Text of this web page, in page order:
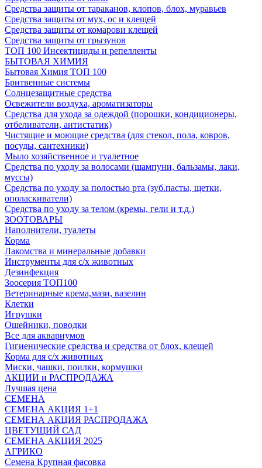
Средства защиты от тараканов, клопов, блох, муравьев
Средства защиты от мух, ос и клещей
Средства защиты от комарови клещей
Средства защиты от грызунов
ТОП 100 Инсектициды и репелленты
БЫТОВАЯ ХИМИЯ
Бытовая Химия ТОП 100
Бритвенные системы
Солнцезащитные средства
Освежители воздуха, ароматизаторы
Средства для ухода за одеждой (порошки, кондиционеры,
отбеливатели, антистатик)
Чистящие и моющие средства (для стекол, пола, ковров,
посуды, сантехники)
Мыло хозяйственное и туалетное
Средства по уходу за волосами (шампуни, бальзамы, лаки,
муссы)
Средства по уходу за полостью рта (зуб.пасты, щетки,
ополаскиватели)
Средства по уходу за телом (кремы, гели и т.д.)
ЗООТОВАРЫ
Наполнители, туалеты
Корма
Лакомства и минеральные добавки
Инструменты для с/х животных
Дезинфекция
Зоосерия ТОП100
Ветеринарные крема,мази, вазелин
Клетки
Игрушки
Ошейники, поводки
Все для аквариумов
Гигиенические средства и средства от блох, клещей
Корма для с/х животных
Миски, чашки, поилки, кормушки
АКЦИИ и РАСПРОДАЖА
Лучшая цена
СЕМЕНА
СЕМЕНА АКЦИЯ 1+1
СЕМЕНА АКЦИЯ РАСПРОДАЖА
ЦВЕТУЩИЙ САД
СЕМЕНА АКЦИЯ 2025
АГРИКО
Семена Крупная фасовка